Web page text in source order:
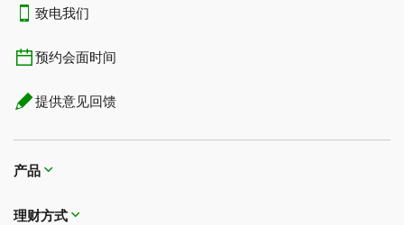
致电我们
预约会面时间
提供意见回馈
产品
理财方式